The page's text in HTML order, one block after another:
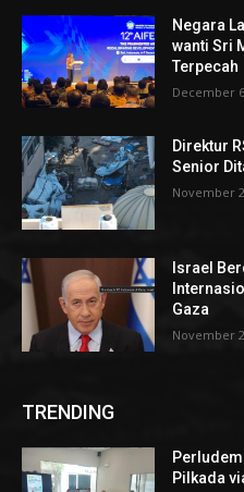
Negara
wanti Sri
Terpecah
December
Direktur
Senior
November
Israel
Gaza
November
TRENDING
Pilkada